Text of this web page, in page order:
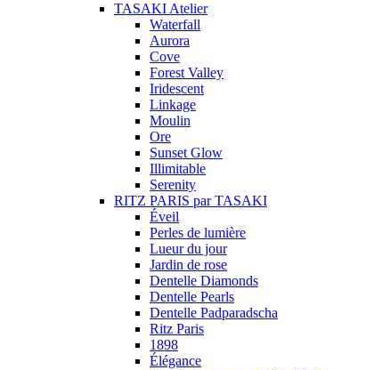
TASAKI Atelier
Waterfall
Aurora
Cove
Forest Valley
Iridescent
Linkage
Moulin
Ore
Sunset Glow
Illimitable
Serenity
RITZ PARIS par TASAKI
Éveil
Perles de lumière
Lueur du jour
Jardin de rose
Dentelle Diamonds
Dentelle Pearls
Dentelle Padparadscha
Ritz Paris
1898
Élégance